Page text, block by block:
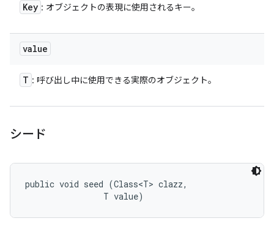
Key : オブジェクトの表現に使用されるキー。
value
T : 呼び出し中に使用できる実際のオブジェクト。
シード
public void seed (Class<T> clazz,
                T value)